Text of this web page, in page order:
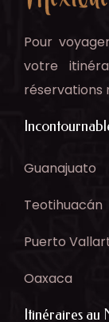
Pour
votre
réservations
Guanajuato
Teotihuacán
Puerto
Oaxaca
Itinéraires au